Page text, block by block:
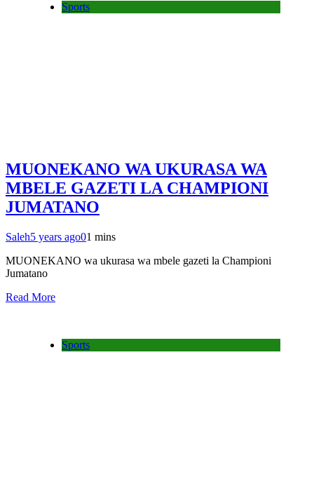
Sports
MUONEKANO WA UKURASA WA
MBELE GAZETI LA CHAMPIONI
JUMATANO
Saleh5 years ago01 mins
MUONEKANO wa ukurasa wa mbele gazeti la Championi
Jumatano
Read More
Sports